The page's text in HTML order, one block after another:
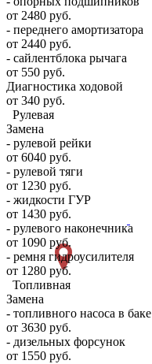
от 2480 руб.
- переднего амортизатора
от 2440 руб.
- сайлентблока рычага
от 550 руб.
Диагностика ходовой
от 340 руб.
Рулевая
Замена
- рулевой рейки
от 6040 руб.
- рулевой тяги
от 1230 руб.
- жидкости ГУР
от 1430 руб.
- рулевого наконечника
от 1090 руб.
- ремня гидроусилителя
от 1280 руб.
Топливная
Замена
- топливного насоса в баке
от 3630 руб.
- дизельных форсунок
от 1550 руб.